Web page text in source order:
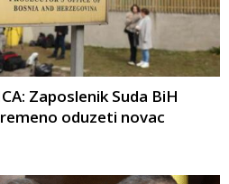
Zaposlenik Suda BiH
oduzeti novac